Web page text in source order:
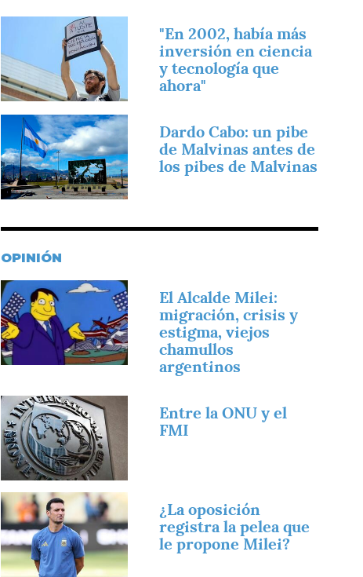
"En 2002, había más
inversión en ciencia
y tecnología que
ahora"
Imagen
Dardo Cabo: un pibe
de Malvinas antes de
los pibes de Malvinas
OPINIÓN
Imagen
El Alcalde Milei:
migración, crisis y
estigma, viejos
chamullos
argentinos
Imagen
Entre la ONU y el
FMI
Imagen
¿La oposición
registra la pelea que
le propone Milei?